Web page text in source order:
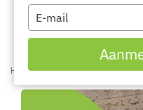
Home Facility Gevelreiniging
name
Type
your
email